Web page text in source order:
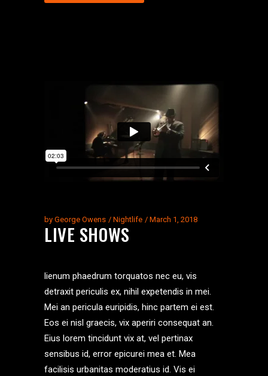
by George Owens Nightlife March 1, 2018
LIVE SHOWS
lienum phaedrum torquatos nec eu, vis
detraxit periculis ex, nihil expetendis in mei.
Mei an pericula euripidis, hinc partem ei est.
Eos ei nisl graecis, vix aperiri consequat an.
Eius lorem tincidunt vix at, vel pertinax
sensibus id, error epicurei mea et. Mea
facilisis urbanitas moderatius id. Vis ei